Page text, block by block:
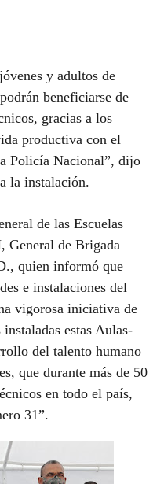
y adultos de
beneficiarse de
gracias a los
productiva con el
Policía Nacional”, dijo
la instalación.
de las Escuelas
General de Brigada
quien informó que
e instalaciones del
vigorosa iniciativa de
estas Aulas-
del talento humano
que durante más de 50
en todo el país,
31”.